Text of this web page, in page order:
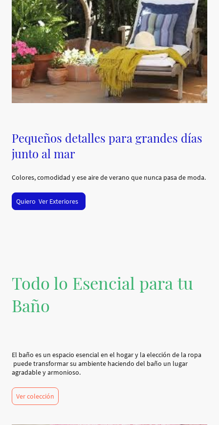
Pequeños detalles para grandes días
junto al mar
Colores, comodidad y ese aire de verano que nunca pasa de moda.
Quiero Ver Exteriores
Todo lo Esencial para tu
Baño
El baño es un espacio esencial en el hogar y la elección de la ropa
puede transformar su ambiente haciendo del baño un lugar
agradable y armonioso.
Ver colección